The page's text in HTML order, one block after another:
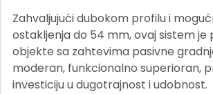
Zahvaljujući dubokom profilu i
ostakljenja do 54 mm, ovaj sistem je
objekte sa zahtevima pasivne
moderan, funkcionalno superioran,
investiciju u dugotrajnost i udobnost.